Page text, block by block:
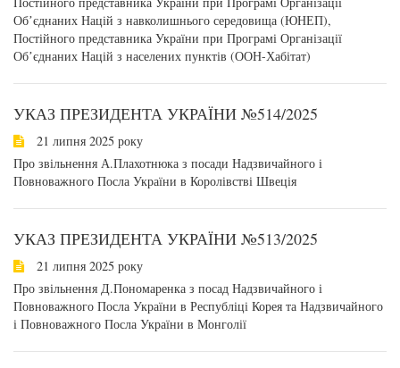
Обʼєднаних Націй з навколишнього середовища (ЮНЕП),
Постійного представника України при Програмі Організації
Обʼєднаних Націй з населених пунктів (ООН-Хабітат)
УКАЗ ПРЕЗИДЕНТА УКРАЇНИ №514/2025
21 липня 2025 року
Про звільнення А.Плахотнюка з посади Надзвичайного і
Повноважного Посла України в Королівстві Швеція
УКАЗ ПРЕЗИДЕНТА УКРАЇНИ №513/2025
21 липня 2025 року
Про звільнення Д.Пономаренка з посад Надзвичайного і
Повноважного Посла України в Республіці Корея та Надзвичайного
і Повноважного Посла України в Монголії